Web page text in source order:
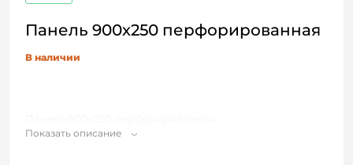
Панель 900х250 перфорированная
В наличии
Показать описание